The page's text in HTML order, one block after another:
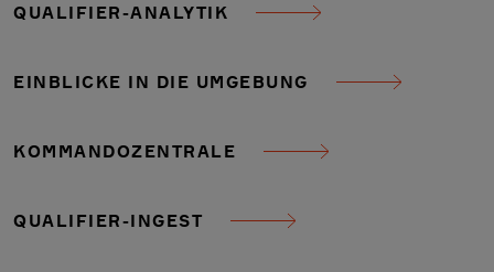
QUALIFIER-ANALYTIK
EINBLICKE IN DIE UMGEBUNG
KOMMANDOZENTRALE
QUALIFIER-INGEST